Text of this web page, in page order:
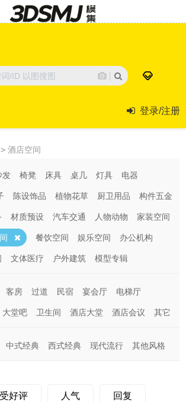
登录/注册
> 酒店空间
发 椅凳 床具 桌几 灯具 电器
陈设饰品 植物花草 厨卫用品 构件五金
材质预设 汽车交通 人物动物 家装空间
餐饮空间 娱乐空间 办公机构
文体医疗 户外建筑 模型专辑
客房 过道 民宿 宴会厅 电梯厅
大堂吧 卫生间 酒店大堂 酒店会议 其它
中式经典 西式经典 现代流行 其他风格
好评 人气 回复